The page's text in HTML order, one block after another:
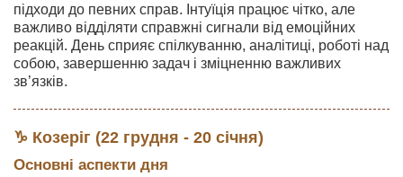
підходи до певних справ. Інтуїція працює чітко, але
важливо відділяти справжні сигнали від емоційних
реакцій. День сприяє спілкуванню, аналітиці, роботі над
собою, завершенню задач і зміцненню важливих
зв’язків.
♑ Козеріг (22 грудня - 20 січня)
Основні аспекти дня